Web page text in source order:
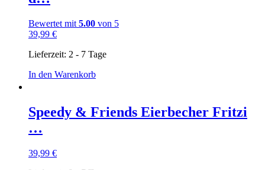
Bewertet mit 5.00 von 5
39,99 €
Lieferzeit: 2 - 7 Tage
In den Warenkorb
Speedy & Friends Eierbecher Fritzi
…
39,99 €